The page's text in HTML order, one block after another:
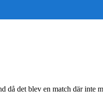
då det blev en match där inte